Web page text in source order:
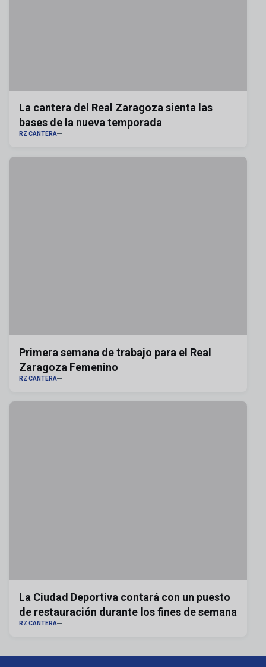
La cantera del Real Zaragoza sienta las
bases de la nueva temporada
RZ CANTERA
Primera semana de trabajo para el Real
Zaragoza Femenino
RZ CANTERA
La Ciudad Deportiva contará con un puesto
de restauración durante los fines de semana
RZ CANTERA